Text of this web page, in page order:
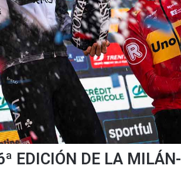
EDICIÓN DE LA MILÁN-